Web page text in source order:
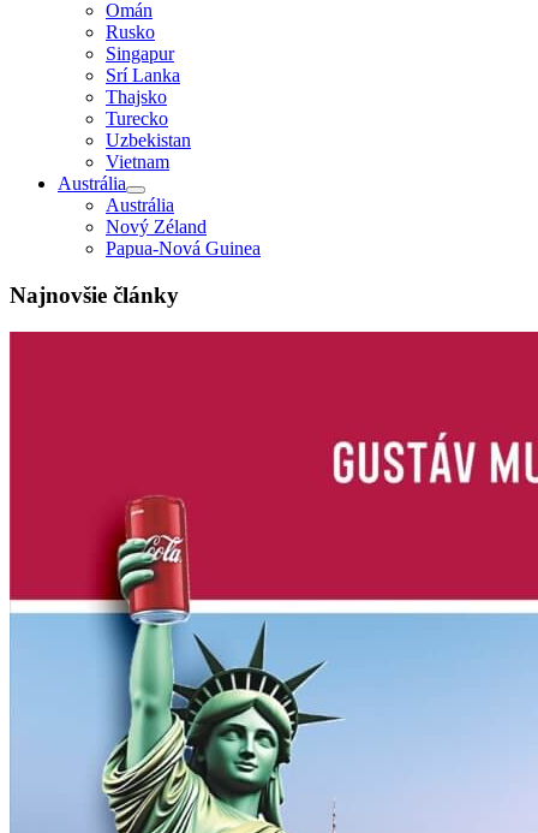
Omán
Rusko
Singapur
Srí Lanka
Thajsko
Turecko
Uzbekistan
Vietnam
Austrália
Austrália
Nový Zéland
Papua-Nová Guinea
Najnovšie články